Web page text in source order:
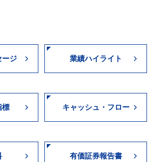
ージ 業績ハイライト
標 キャッシュ・フロー
有価証券報告書